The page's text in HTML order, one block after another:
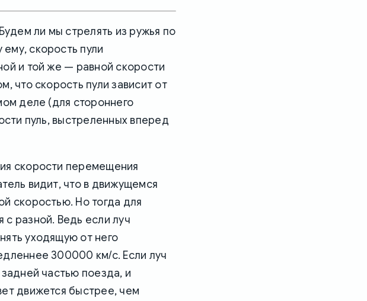
ли мы стрелять из ружья по
скорость пули
и той же — равной скорости
что скорость пули зависит от
деле (для стороннего
пуль, выстреленных вперед
скорости перемещения
видит, что в движущемся
скоростью. Но тогда для
разной. Ведь если луч
уходящую от него
300000 км/с. Если луч
частью поезда, и
движется быстрее, чем